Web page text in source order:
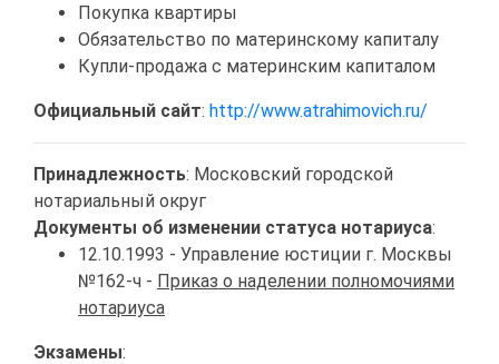
Покупка квартиры
Обязательство по материнскому капиталу
Купли-продажа с материнским капиталом
Официальный сайт: http://www.atrahimovich.ru/
Принадлежность: Московский городской
нотариальный округ
Документы об изменении статуса нотариуса:
12.10.1993 - Управление юстиции г. Москвы
№162-ч - Приказ о наделении полномочиями
нотариуса
Экзамены: